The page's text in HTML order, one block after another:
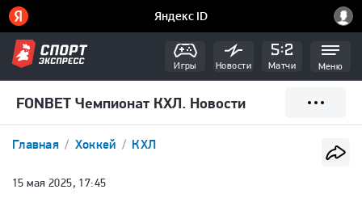
Игры Новости Матчи Меню
FONBET Чемпионат КХЛ. Новости
Главная Хоккей КХЛ
15 мая 2025, 17:45